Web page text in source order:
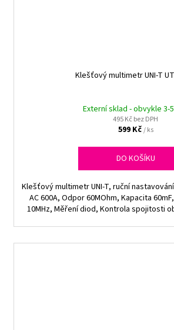
Klešťový multimetr UNI-T
Externí sklad - obvykle 3-
495 Kč bez DPH
599 Kč/ ks
DO KOŠÍKU
Klešťový multimetr UNI-T, ruční nastavování
AC 600A, Odpor 60MOhm, Kapacita
10MHz, Měření diod, Kontrola spojitosti